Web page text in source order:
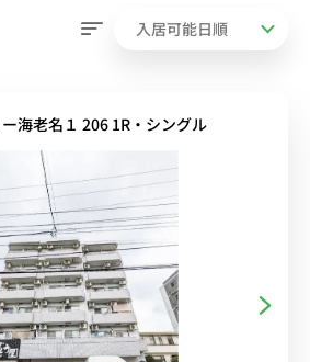
海老名１ 206 1R・シングル